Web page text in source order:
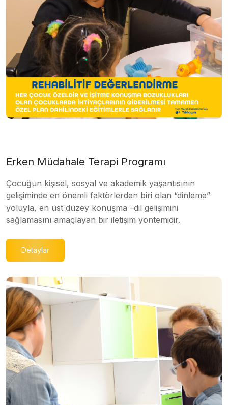
Erken Müdahale Terapi Programı
Çocuğun kişisel, sosyal ve akademik yaşantısının
gelişiminde en önemli faktörlerden biri olan “dinleme”
yoluyla, en üst düzey konuşma –dil gelişimini
sağlamasını amaçlayan bir iletişim yöntemidir.
Detaylar